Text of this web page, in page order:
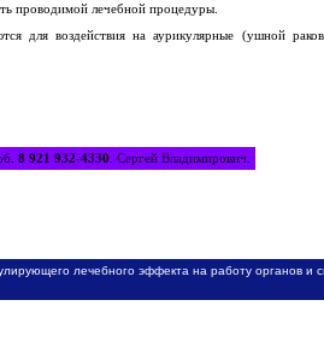
проводимой лечебной процедуры.
для воздействия на аурикулярные (ушной
8 921 932-4330 . Сергей Владимирович.
лечебного эффекта на работу органов